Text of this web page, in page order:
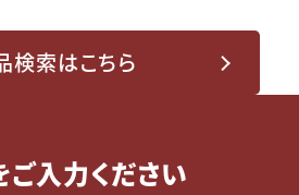
検索はこちら
入力ください